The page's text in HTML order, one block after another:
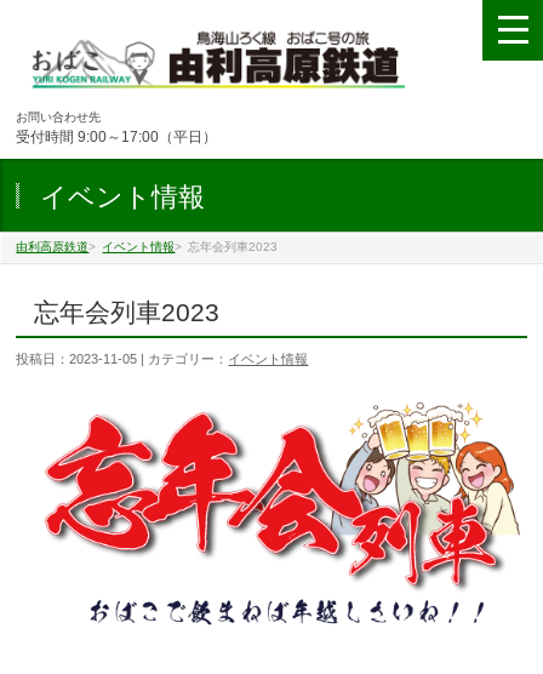
お問い合わせ先
受付時間 9:00～17:00（平日）
イベント情報
由利高原鉄道> イベント情報> 忘年会列車2023
忘年会列車2023
投稿日：2023-11-05 | カテゴリー： イベント情報